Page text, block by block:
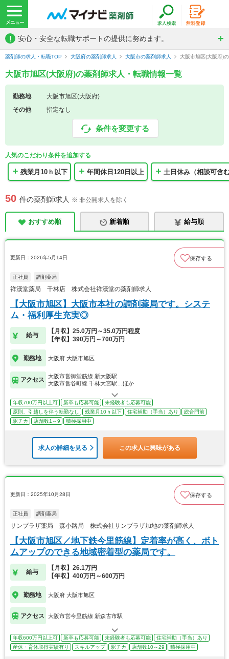
! 安心・安全な転職サポートの提供に努めます。
薬剤師の求人・転職TOP 大阪府の薬剤師求人 大阪市の薬剤師求人 大阪市旭区(大阪府)
大阪市旭区(大阪府)の薬剤師求人・転職情報一覧
勤務地
大阪市旭区(大阪府)
その他
指定なし
条件を変更する
人気のこだわり条件を追加する
残業月10ｈ以下 年間休日120日以上 土日休み（相談可含
50 件の薬剤師求人 ※ 非公開求人を除く
おすすめ順 新着順 給与順
更新日：2026年5月14日 保存する
正社員 調剤薬局
祥漢堂薬局 千林店 株式会社祥漢堂の薬剤師求人
【大阪市旭区】大阪市本社の調剤薬局です。システ
ム・福利厚生充実◎
給与
【月収】25.0万円～35.0万円程度
【年収】390万円～700万円
勤務地 大阪府 大阪市旭区
アクセス
大阪市営御堂筋線 新大阪駅
大阪市営谷町線 千林大宮駅…ほか
年収700万円以上可 新卒も応募可能
未経験者も応募可能
原則、引越しを伴う転勤なし
残業月10ｈ以下 住宅補助（手当）あり
総合門前
駅チカ
店舗数1～9 積極採用中
求人の詳細を見る この求人に興味がある
更新日：2025年10月28日 保存する
正社員 調剤薬局
サンプラザ薬局 森小路局 株式会社サンプラザ加地の薬剤師求人
【大阪市旭区／地下鉄今里筋線】定着率が高く、ボト
ムアップのできる地域密着型の薬局です。
給与
【月収】26.1万円
【年収】400万円～600万円
勤務地 大阪府 大阪市旭区
アクセス 大阪市営今里筋線 新森古市駅
年収600万円以上可 新卒も応募可能 未経験者も応募可能
住宅補助（手当）あり
産休・育休取得実績有り
スキルアップ 駅チカ 店舗数10～29 積極採用中